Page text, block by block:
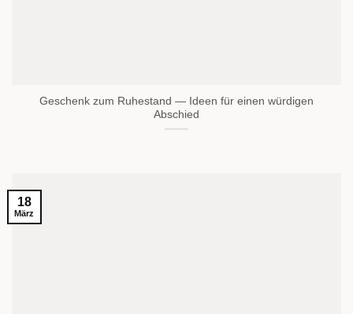
Geschenk zum Ruhestand — Ideen für einen würdigen
Abschied
18
März